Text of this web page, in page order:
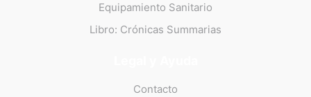
Equipamiento Sanitario
Libro: Crónicas Summarias
Contacto